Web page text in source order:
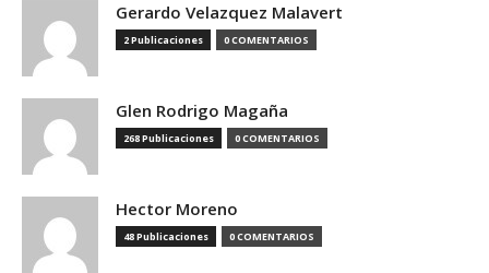
Gerardo Velazquez Malavert
2 Publicaciones 0 COMENTARIOS
Glen Rodrigo Magaña
268 Publicaciones 0 COMENTARIOS
Hector Moreno
48 Publicaciones 0 COMENTARIOS